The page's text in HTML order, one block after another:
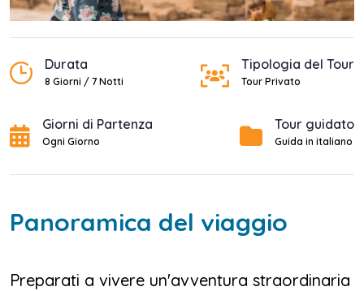
Durata
8 Giorni / 7 Notti
Tipologia del Tour
Tour Privato
Giorni di Partenza
Ogni Giorno
Tour guidato
Guida in italiano
Panoramica del viaggio
Preparati a vivere un'avventura straordinaria